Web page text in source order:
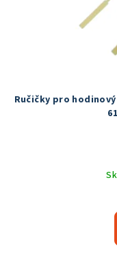
Ručičky pro hodinový